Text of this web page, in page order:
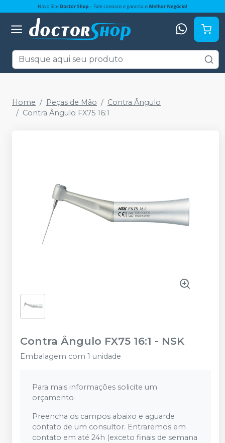
Home Peças de Mão
Contra Ângulo
Contra Ângulo FX75 16:1
Contra Ângulo FX75 16:1 - NSK
Embalagem com 1 unidade
Para mais informações solicite um
orçamento
Preencha os campos abaixo e aguarde
contato de um consultor. Entraremos em
contato em até 24h (exceto finais de semana